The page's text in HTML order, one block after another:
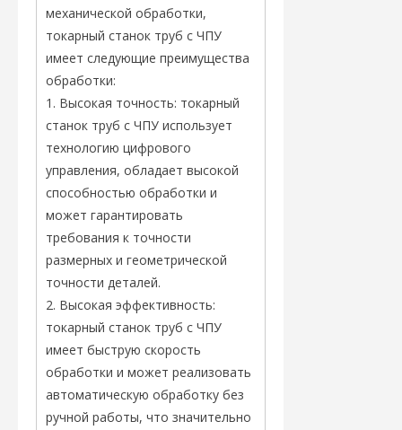
механической обработки,
токарный станок труб с ЧПУ
имеет следующие преимущества
обработки:
1. Высокая точность: токарный
станок труб с ЧПУ использует
технологию цифрового
управления, обладает высокой
способностью обработки и
может гарантировать
требования к точности
размерных и геометрической
точности деталей.
2. Высокая эффективность:
токарный станок труб с ЧПУ
имеет быструю скорость
обработки и может реализовать
автоматическую обработку без
ручной работы, что значительно